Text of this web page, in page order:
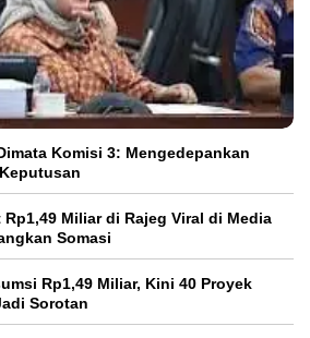
Komisi 3: Mengedepankan
Rp1,49 Miliar di Rajeg Viral di Media
Somasi
Rp1,49 Miliar, Kini 40 Proyek
Sorotan